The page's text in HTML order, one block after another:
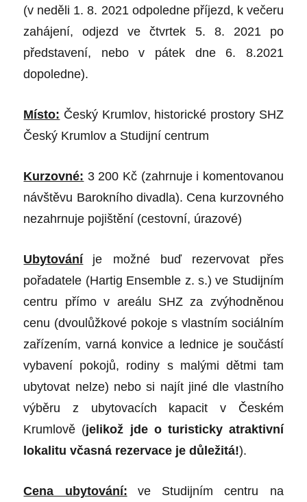
(v neděli 1. 8. 2021 odpoledne příjezd, k večeru
zahájení, odjezd ve čtvrtek 5. 8. 2021 po
představení, nebo v pátek dne 6. 8.2021
dopoledne).
Místo: Český Krumlov, historické prostory SHZ
Český Krumlov a Studijní centrum
Kurzovné: 3 200 Kč (zahrnuje i komentovanou
návštěvu Barokního divadla). Cena kurzovného
nezahrnuje pojištění (cestovní, úrazové)
Ubytování
je možné buď rezervovat přes
pořadatele (Hartig Ensemble z. s.) ve Studijním
centru přímo v areálu SHZ za zvýhodněnou
cenu (dvoulůžkové pokoje s vlastním sociálním
zařízením, varná konvice a lednice je součástí
vybavení pokojů, rodiny s malými dětmi tam
ubytovat nelze) nebo si najít jiné dle vlastního
výběru z ubytovacích kapacit v Českém
Krumlově (jelikož jde o turisticky atraktivní
lokalitu včasná rezervace je důležitá!).
Cena ubytování:
ve Studijním centru na